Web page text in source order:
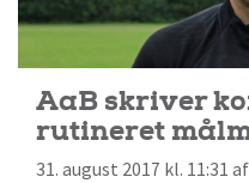
AaB skriver
rutineret
31. august 2017 kl. 11:31